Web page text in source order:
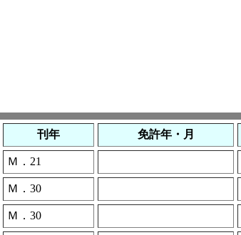
刊年 免許年・月
Ｍ．21
Ｍ．30
Ｍ．30